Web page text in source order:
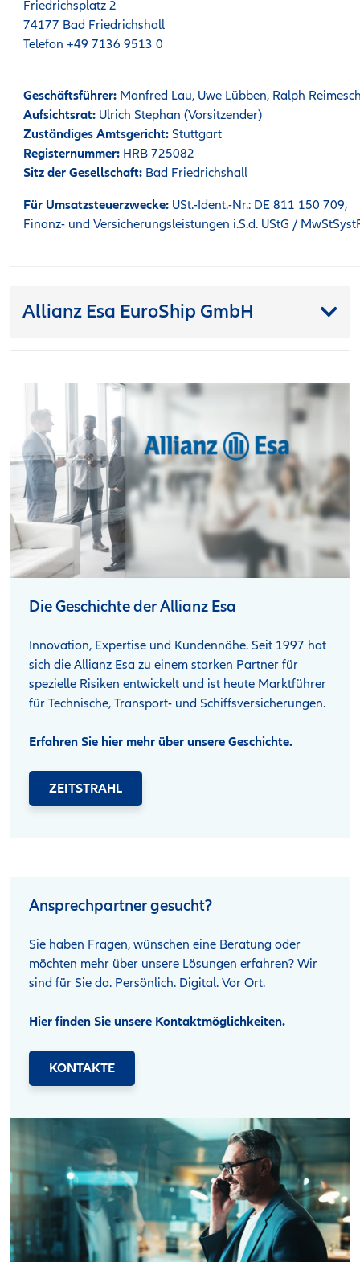
Friedrichsplatz 2
74177 Bad Friedrichshall
Telefon +49 7136 9513 0
Geschäftsführer: Manfred Lau, Uwe Lübben, Ralph
Aufsichtsrat: Ulrich Stephan (Vorsitzender)
Zuständiges Amtsgericht: Stuttgart
Registernummer: HRB 725082
Sitz der Gesellschaft: Bad Friedrichshall
Für Umsatzsteuerzwecke: USt.-Ident.-Nr.: DE 811 150 709,
Finanz- und Versicherungsleistungen i.S.d. UStG /
Allianz Esa EuroShip GmbH
Die Geschichte der Allianz Esa
Innovation, Expertise und Kundennähe. Seit 1997 hat
sich die Allianz Esa zu einem starken Partner für
spezielle Risiken entwickelt und ist heute Marktführer
für Technische, Transport- und Schiffsversicherungen.
Erfahren Sie hier mehr über unsere Geschichte.
ZEITSTRAHL
Ansprechpartner gesucht?
Sie haben Fragen, wünschen eine Beratung oder
möchten mehr über unsere Lösungen erfahren? Wir
sind für Sie da. Persönlich. Digital. Vor Ort.
Hier finden Sie unsere Kontaktmöglichkeiten.
KONTAKTE